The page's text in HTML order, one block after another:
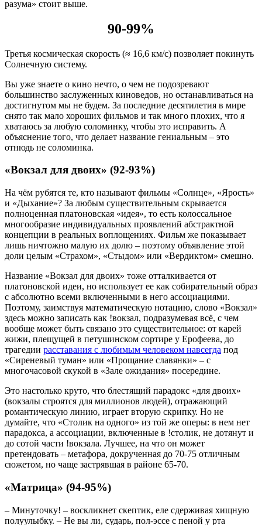
разума» стоит выше.
90-99%
Третья космическая скорость (≈ 16,6 км/с) позволяет покинуть
Солнечную систему.
Вы уже знаете о кино нечто, о чем не подозревают
большинство заслуженных киноведов, но останавливаться на
достигнутом мы не будем. За последние десятилетия в мире
снято так мало хороших фильмов и так много плохих, что я
хватаюсь за любую соломинку, чтобы это исправить. А
объяснение того, что делает название гениальным – это
отнюдь не соломинка.
«Вокзал для двоих» (92-93%)
На чём рубятся те, кто называют фильмы «Солнце», «Ярость»
и «Дыхание»? За любым существительным скрывается
полноценная платоновская «идея», то есть колоссальное
многообразие индивидуальных проявлений абстрактной
концепции в реальных воплощениях. Фильм же показывает
лишь ничтожно малую их долю – поэтому объявление этой
доли целым «Страхом», «Стыдом» или «Вердиктом» смешно.
Название «Вокзал для двоих» тоже отталкивается от
платоновской идеи, но использует ее как собирательный образ
с абсолютно всеми включенными в него ассоциациями.
Поэтому, заимствуя математическую нотацию, слово «Вокзал»
здесь можно записать как !вокзал, подразумевая всё, с чем
вообще может быть связано это существительное: от карей
жижи, плещущей в петушинском сортире у Ерофеева, до
трагедии расставания с любимым человеком навсегда под
«Сиреневый туман» или «Прощание славянки» – с
многочасовой скукой в «Зале ожидания» посередине.
Это настолько круто, что блестящий парадокс «для двоих»
(вокзалы строятся для миллионов людей), отражающий
романтическую линию, играет вторую скрипку. Но не
думайте, что «Столик на одного» из той же оперы: в нем нет
парадокса, а ассоциации, включенные в !столик, не дотянут и
до сотой части !вокзала. Лучшее, на что он может
претендовать – метафора, докрученная до 70-75 отличным
сюжетом, но чаще застрявшая в районе 65-70.
«Матрица» (94-95%)
– Минуточку! – воскликнет скептик, еле сдерживая хищную
полуулыбку. – Не вы ли, сударь, пол-эссе с пеной у рта